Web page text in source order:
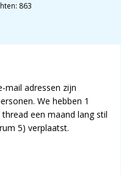
863
mail adressen zijn
We hebben 1
een maand lang stil
5) verplaatst.